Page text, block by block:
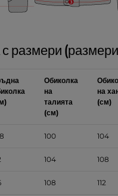
размери
Обиколка
на
талията
(см)
на
(см)
100 104
104 108
108 112